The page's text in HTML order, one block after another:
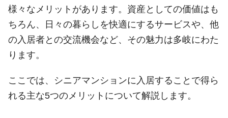
様々なメリットがあります。資産としての価値はも
ちろん、日々の暮らしを快適にするサービスや、他
の入居者との交流機会など、その魅力は多岐にわた
ります。
ここでは、シニアマンションに入居することで得ら
れる主な5つのメリットについて解説します。